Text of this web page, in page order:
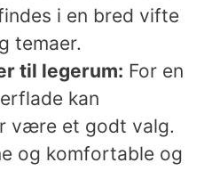
i en bred vifte
temaer.
til legerum: For en
kan
være et godt valg.
og komfortable og